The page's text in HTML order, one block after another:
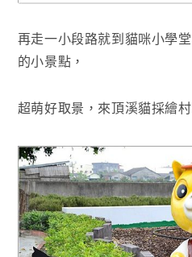
再走一小段路就到貓咪小學堂
的小景點 ，
超萌好取景 ，來頂溪貓採繪